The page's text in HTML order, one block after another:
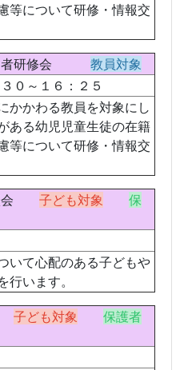
等について研修・情報交
当者研修会 教員対象
０～１６：２５
かかわる教員を対象にし
ある幼児児童生徒の在籍
等について研修・情報交
会 子ども対象
保
いて心配のある子どもや
行います。
子ども対象
保護者